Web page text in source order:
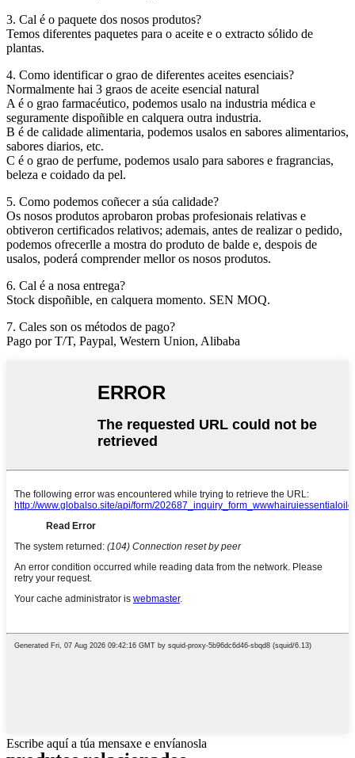
3. Cal é o paquete dos nosos produtos?
Temos diferentes paquetes para o aceite e o extracto sólido de
plantas.
4. Como identificar o grao de diferentes aceites esenciais?
Normalmente hai 3 graos de aceite esencial natural
A é o grao farmacéutico, podemos usalo na industria médica e
seguramente dispoñible en calquera outra industria.
B é de calidade alimentaria, podemos usalos en sabores alimentarios,
sabores diarios, etc.
C é o grao de perfume, podemos usalo para sabores e fragrancias,
beleza e coidado da pel.
5. Como podemos coñecer a súa calidade?
Os nosos produtos aprobaron probas profesionais relativas e
obtiveron certificados relativos; ademais, antes de realizar o pedido,
podemos ofrecerlle a mostra do produto de balde e, despois de
usalos, poderá comprender mellor os nosos produtos.
6. Cal é a nosa entrega?
Stock dispoñible, en calquera momento. SEN MOQ.
7. Cales son os métodos de pago?
Pago por T/T, Paypal, Western Union, Alibaba
Escribe aquí a túa mensaxe e envíanosla